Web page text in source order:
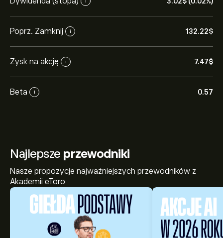
Poprz. Zamknij i 132.22‎$‎
Zysk na akcję i 7.47‎$‎
Beta i 0.57
Najlepsze przewodniki
Nasze propozycje najważniejszych przewodników z
Akademii eToro